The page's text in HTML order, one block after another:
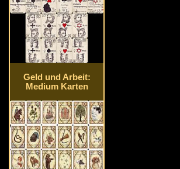
Geld und Arbeit:
Medium Karten